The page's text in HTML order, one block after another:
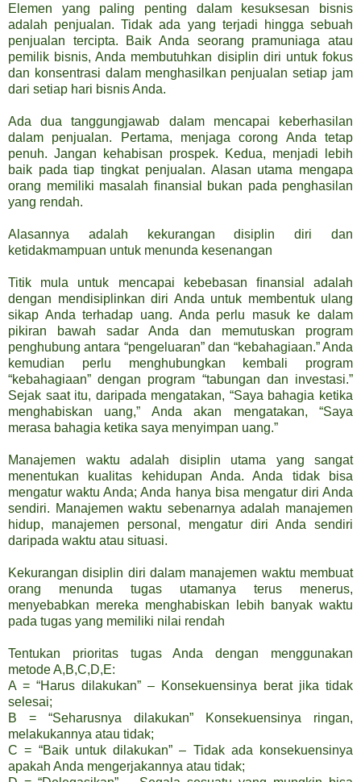
Elemen yang paling penting dalam kesuksesan bisnis
adalah penjualan. Tidak ada yang terjadi hingga sebuah
penjualan tercipta. Baik Anda seorang pramuniaga atau
pemilik bisnis, Anda membutuhkan disiplin diri untuk fokus
dan konsentrasi dalam menghasilkan penjualan setiap jam
dari setiap hari bisnis Anda.
Ada dua tanggungjawab dalam mencapai keberhasilan
dalam penjualan. Pertama, menjaga corong Anda tetap
penuh. Jangan kehabisan prospek. Kedua, menjadi lebih
baik pada tiap tingkat penjualan. Alasan utama mengapa
orang memiliki masalah ﬁnansial bukan pada penghasilan
yang rendah.
Alasannya adalah kekurangan disiplin diri dan
ketidakmampuan untuk menunda kesenangan
Titik mula untuk mencapai kebebasan ﬁnansial adalah
dengan mendisiplinkan diri Anda untuk membentuk ulang
sikap Anda terhadap uang. Anda perlu masuk ke dalam
pikiran bawah sadar Anda dan memutuskan program
penghubung antara “pengeluaran” dan “kebahagiaan.” Anda
kemudian perlu menghubungkan kembali program
“kebahagiaan” dengan program “tabungan dan investasi.”
Sejak saat itu, daripada mengatakan, “Saya bahagia ketika
menghabiskan uang,” Anda akan mengatakan, “Saya
merasa bahagia ketika saya menyimpan uang.”
Manajemen waktu adalah disiplin utama yang sangat
menentukan kualitas kehidupan Anda. Anda tidak bisa
mengatur waktu Anda; Anda hanya bisa mengatur diri Anda
sendiri. Manajemen waktu sebenarnya adalah manajemen
hidup, manajemen personal, mengatur diri Anda sendiri
daripada waktu atau situasi.
Kekurangan disiplin diri dalam manajemen waktu membuat
orang menunda tugas utamanya terus menerus,
menyebabkan mereka menghabiskan lebih banyak waktu
pada tugas yang memiliki nilai rendah
Tentukan prioritas tugas Anda dengan menggunakan
metode A,B,C,D,E:
A = “Harus dilakukan” – Konsekuensinya berat jika tidak
selesai;
B = “Seharusnya dilakukan” Konsekuensinya ringan,
melakukannya atau tidak;
C = “Baik untuk dilakukan” – Tidak ada konsekuensinya
apakah Anda mengerjakannya atau tidak;